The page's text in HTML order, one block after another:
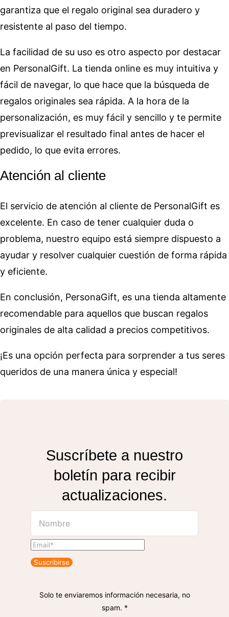
garantiza que el regalo original sea duradero y
resistente al paso del tiempo.
La facilidad de su uso es otro aspecto por destacar
en PersonalGift. La tienda online es muy intuitiva y
fácil de navegar, lo que hace que la búsqueda de
regalos originales sea rápida. A la hora de la
personalización, es muy fácil y sencillo y te permite
previsualizar el resultado final antes de hacer el
pedido, lo que evita errores.
Atención al cliente
El servicio de atención al cliente de PersonalGift es
excelente. En caso de tener cualquier duda o
problema, nuestro equipo está siempre dispuesto a
ayudar y resolver cualquier cuestión de forma rápida
y eficiente.
En conclusión, PersonaGift, es una tienda altamente
recomendable para aquellos que buscan regalos
originales de alta calidad a precios competitivos.
¡Es una opción perfecta para sorprender a tus seres
queridos de una manera única y especial!
Suscríbete a nuestro
boletín para recibir
actualizaciones.
Suscribirse
Solo te enviaremos información necesaria, no
spam. *